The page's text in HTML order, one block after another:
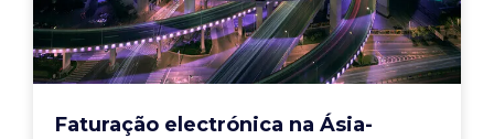
Faturação electrónica na Ásia-